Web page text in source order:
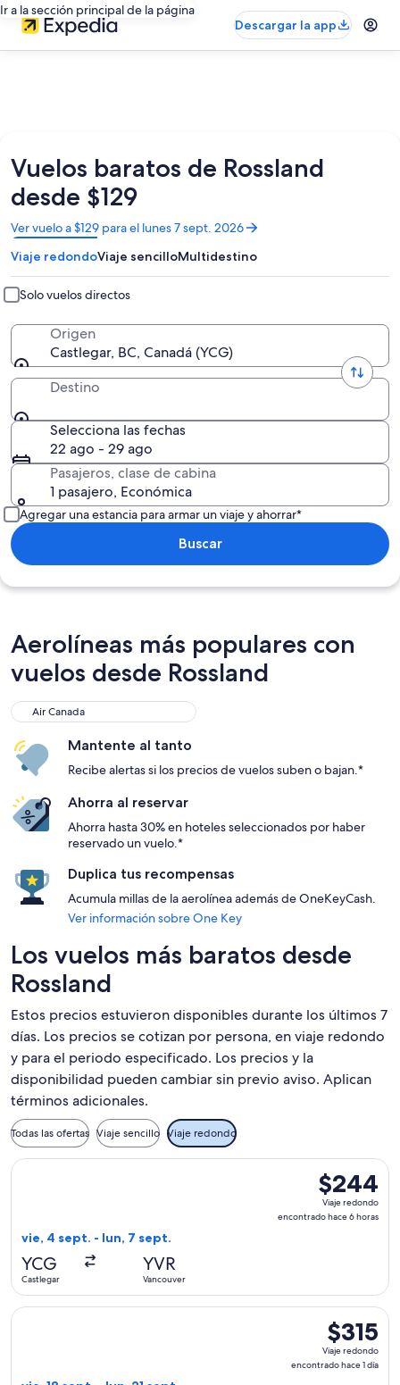
Ir a la sección principal de la página
Descargar la app
Vuelos baratos de Rossland
desde $129
Ver vuelo a $129 para el lunes 7 sept. 2026
Se
abrirá
en
una
nueva
ventana
Viaje redondoViaje sencilloMultidestino
Solo vuelos directos
Origen
Castlegar, BC, Canadá (YCG)
Destino
Selecciona las fechas
22 ago - 29 ago
Pasajeros, clase de cabina
1 pasajero, Económica
Agregar una estancia para armar un viaje y ahorrar*
Buscar
Aerolíneas más populares con
vuelos desde Rossland
Air Canada
Mantente al tanto
Recibe alertas si los precios de vuelos suben o bajan.*
Ahorra al reservar
Ahorra hasta 30% en hoteles seleccionados por haber
reservado un vuelo.*
Duplica tus recompensas
Acumula millas de la aerolínea además de OneKeyCash.
Ver información sobre One Key
Los vuelos más baratos desde
Rossland
Estos precios estuvieron disponibles durante los últimos 7
días. Los precios se cotizan por persona, en viaje redondo
y para el periodo especificado. Los precios y la
disponibilidad pueden cambiar sin previo aviso. Aplican
términos adicionales.
Todas las ofertas Viaje sencillo Viaje redondo
$244
Viaje
redondo,
$244
Viaje redondo
encontrado hace 6 horas
vie, 4 sept. - lun, 7 sept.
YCG
Castlegar
YVR
Vancouver
Seleccionar vuelo de Air Canada, con salida el vie, 4 sept.
$315
Viaje
redondo,
$315
Viaje redondo
encontrado hace 1 día
Seleccionar vuelo de Pacific Coastal Airlines, con salida el